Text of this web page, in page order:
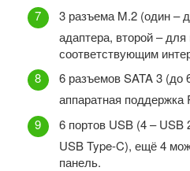
3 разъема M.2 (один –
адаптера, второй – для
соответствующим
6 разъемов SATA 3 (до
аппаратная поддержка
6 портов USB (4 – USB
USB Type-C), ещё 4
панель.